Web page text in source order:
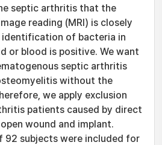
septic arthritis that the
reading (MRI) is closely
of bacteria in
or blood is positive. We want
septic arthritis
without the
we apply exclusion
patients caused by direct
wound and implant.
92 subjects were included for